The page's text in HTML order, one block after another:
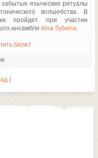
языческие ритуалы
волшебства. В
пройдет при участии
ансамбля Inna Syberia
билет
]